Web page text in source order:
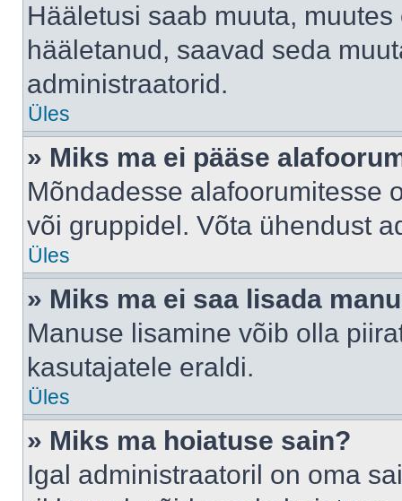
Hääletusi saab muuta,
hääletanud, saavad seda
administraatorid.
Üles
» Miks ma ei pääse
Mõndadesse alafoorumitesse
või gruppidel. Võta ühendust
Üles
» Miks ma ei saa lisada
Manuse lisamine võib olla
kasutajatele eraldi.
Üles
» Miks ma hoiatuse sain?
Igal administraatoril on oma